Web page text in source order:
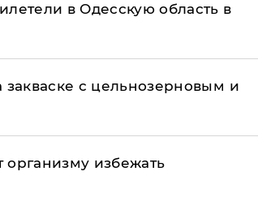
в Одесскую область в
с цельнозерновым и
организму избежать